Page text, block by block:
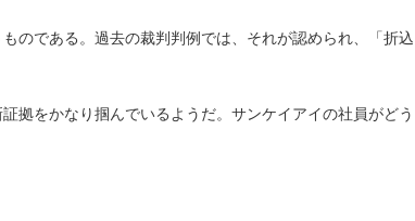
のである。過去の裁判判例では、それが認められ、「折込
拠をかなり掴んでいるようだ。サンケイアイの社員がどう